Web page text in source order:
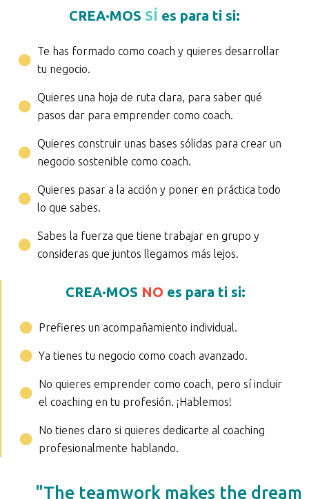
CREA·MOS SÍ es para ti si:
Te has formado como coach y quieres desarrollar
tu negocio.
Quieres una hoja de ruta clara, para saber qué
pasos dar para emprender como coach.
Quieres construir unas bases sólidas para crear un
negocio sostenible como coach.
Quieres pasar a la acción y poner en práctica todo
lo que sabes.
Sabes la fuerza que tiene trabajar en grupo y
consideras que juntos llegamos más lejos.
CREA·MOS NO es para ti si:
Prefieres un acompañamiento individual.
Ya tienes tu negocio como coach avanzado.
No quieres emprender como coach, pero sí incluir
el coaching en tu profesión. ¡Hablemos!
No tienes claro si quieres dedicarte al coaching
profesionalmente hablando.
"The teamwork makes the dream